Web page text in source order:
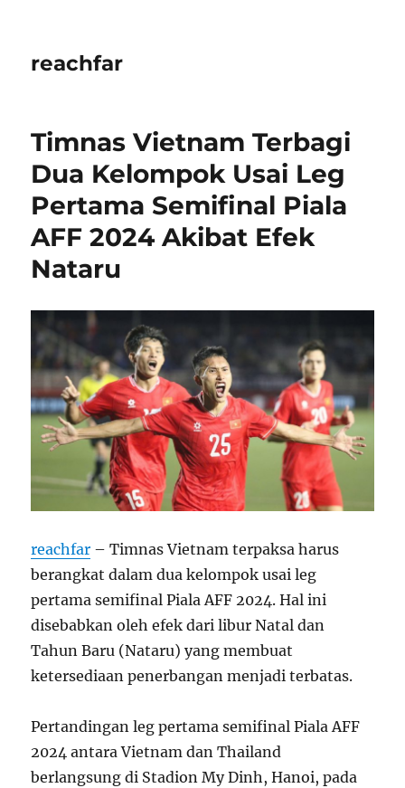
reachfar
Timnas Vietnam Terbagi
Dua Kelompok Usai Leg
Pertama Semifinal Piala
AFF 2024 Akibat Efek
Nataru
reachfar – Timnas Vietnam terpaksa harus
berangkat dalam dua kelompok usai leg
pertama semifinal Piala AFF 2024. Hal ini
disebabkan oleh efek dari libur Natal dan
Tahun Baru (Nataru) yang membuat
ketersediaan penerbangan menjadi terbatas.
Pertandingan leg pertama semifinal Piala AFF
2024 antara Vietnam dan Thailand
berlangsung di Stadion My Dinh, Hanoi, pada